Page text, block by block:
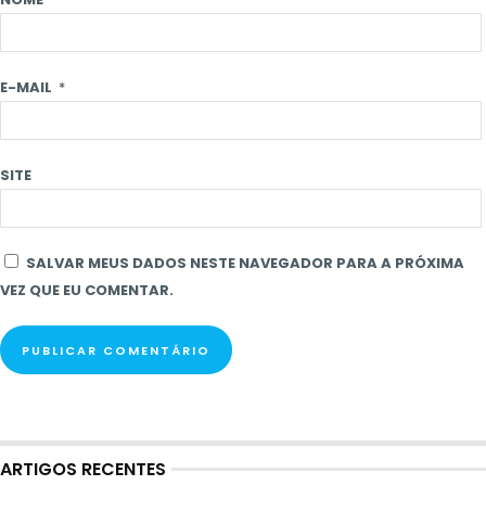
E-MAIL *
SITE
SALVAR MEUS DADOS NESTE NAVEGADOR PARA A PRÓXIMA
VEZ QUE EU COMENTAR.
ARTIGOS RECENTES